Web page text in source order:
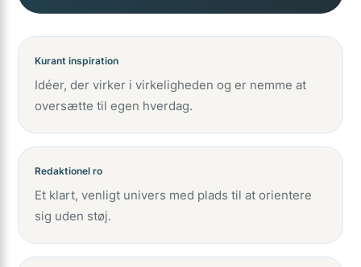
Kurant inspiration
Idéer, der virker i virkeligheden og er nemme at
oversætte til egen hverdag.
Redaktionel ro
Et klart, venligt univers med plads til at orientere
sig uden støj.